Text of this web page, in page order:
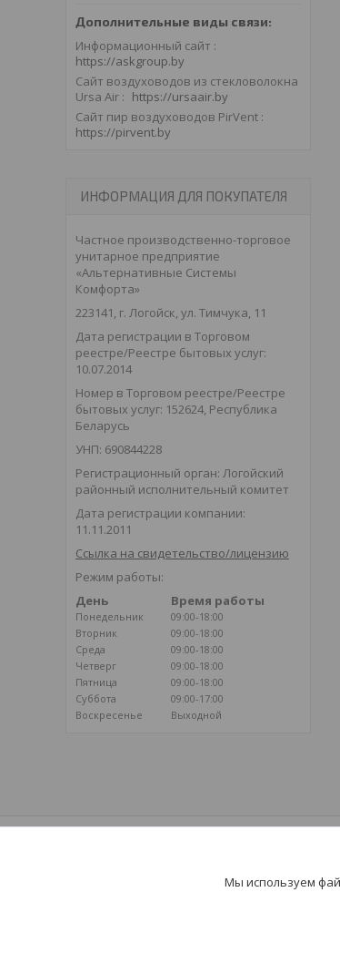
Информационный сайт
https://askgroup.by
Сайт воздуховодов из стекловолокна
Ursa Air
https://ursaair.by
Сайт пир воздуховодов PirVent
https://pirvent.by
ИНФОРМАЦИЯ ДЛЯ ПОКУПАТЕЛЯ
Частное производственно-торговое
унитарное предприятие
«Альтернативные Системы
Комфорта»
223141, г. Логойск, ул. Тимчука, 11
Дата регистрации в Торговом
реестре/Реестре бытовых услуг:
10.07.2014
Номер в Торговом реестре/Реестре
бытовых услуг: 152624, Республика
Беларусь
УНП: 690844228
Регистрационный орган: Логойский
районный исполнительный комитет
Дата регистрации компании:
11.11.2011
Ссылка на свидетельство/лицензию
Режим работы:
День
Время работы
Понедельник
09:00-18:00
Вторник
09:00-18:00
Среда
09:00-18:00
Четверг
09:00-18:00
Пятница
09:00-18:00
Суббота
09:00-17:00
Воскресенье
Выходной
воздушного отопления - путь к здоровью и
Мы используем